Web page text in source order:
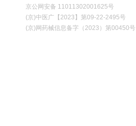
京公网安备 11011302001625号
(京)中医广【2023】第09-22-2495号
(京)网药械信息备字（2023）第00450号